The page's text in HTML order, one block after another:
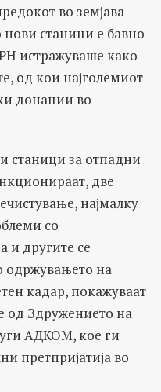
во земјава
станици е бавно
истражуваше како
од кои најголемиот
донации во
станици за отпадни
две
најмалку
со
и другите се
одржувањето на
кадар, покажуваат
од Здружението на
АДКОМ, кое ги
претпријатија во